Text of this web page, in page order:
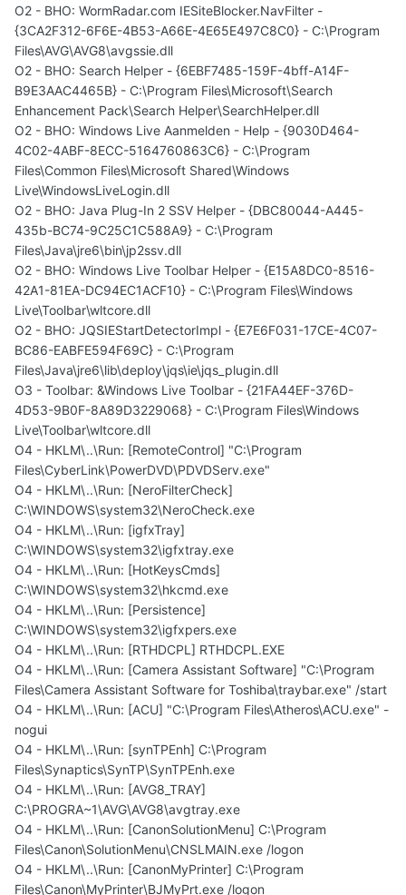
O2 - BHO: WormRadar.com IESiteBlocker.NavFilter -
{3CA2F312-6F6E-4B53-A66E-4E65E497C8C0} - C:\Program
Files\AVG\AVG8\avgssie.dll
O2 - BHO: Search Helper - {6EBF7485-159F-4bff-A14F-
B9E3AAC4465B} - C:\Program Files\Microsoft\Search
Enhancement Pack\Search Helper\SearchHelper.dll
O2 - BHO: Windows Live Aanmelden - Help - {9030D464-
4C02-4ABF-8ECC-5164760863C6} - C:\Program
Files\Common Files\Microsoft Shared\Windows
Live\WindowsLiveLogin.dll
O2 - BHO: Java Plug-In 2 SSV Helper - {DBC80044-A445-
435b-BC74-9C25C1C588A9} - C:\Program
Files\Java\jre6\bin\jp2ssv.dll
O2 - BHO: Windows Live Toolbar Helper - {E15A8DC0-8516-
42A1-81EA-DC94EC1ACF10} - C:\Program Files\Windows
Live\Toolbar\wltcore.dll
O2 - BHO: JQSIEStartDetectorImpl - {E7E6F031-17CE-4C07-
BC86-EABFE594F69C} - C:\Program
Files\Java\jre6\lib\deploy\jqs\ie\jqs_plugin.dll
O3 - Toolbar: &Windows Live Toolbar - {21FA44EF-376D-
4D53-9B0F-8A89D3229068} - C:\Program Files\Windows
Live\Toolbar\wltcore.dll
O4 - HKLM\..\Run: [RemoteControl] "C:\Program
Files\CyberLink\PowerDVD\PDVDServ.exe"
O4 - HKLM\..\Run: [NeroFilterCheck]
C:\WINDOWS\system32\NeroCheck.exe
O4 - HKLM\..\Run: [igfxTray]
C:\WINDOWS\system32\igfxtray.exe
O4 - HKLM\..\Run: [HotKeysCmds]
C:\WINDOWS\system32\hkcmd.exe
O4 - HKLM\..\Run: [Persistence]
C:\WINDOWS\system32\igfxpers.exe
O4 - HKLM\..\Run: [RTHDCPL] RTHDCPL.EXE
O4 - HKLM\..\Run: [Camera Assistant Software] "C:\Program
Files\Camera Assistant Software for Toshiba\traybar.exe" /start
O4 - HKLM\..\Run: [ACU] "C:\Program Files\Atheros\ACU.exe" -
nogui
O4 - HKLM\..\Run: [synTPEnh] C:\Program
Files\Synaptics\SynTP\SynTPEnh.exe
O4 - HKLM\..\Run: [AVG8_TRAY]
C:\PROGRA~1\AVG\AVG8\avgtray.exe
O4 - HKLM\..\Run: [CanonSolutionMenu] C:\Program
Files\Canon\SolutionMenu\CNSLMAIN.exe /logon
O4 - HKLM\..\Run: [CanonMyPrinter] C:\Program
Files\Canon\MyPrinter\BJMyPrt.exe /logon